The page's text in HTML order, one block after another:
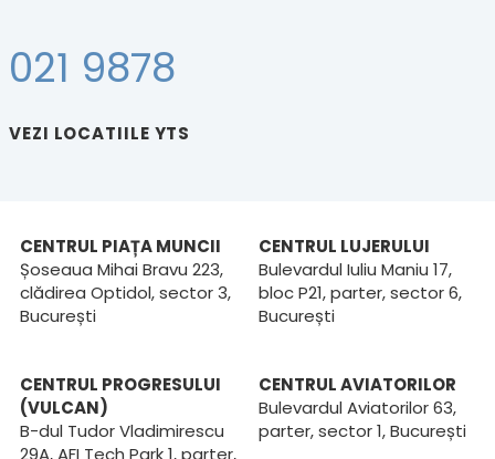
021 9878
VEZI LOCATIILE YTS
CENTRUL PIAȚA MUNCII
Șoseaua Mihai Bravu 223,
clădirea Optidol, sector 3,
București
CENTRUL LUJERULUI
Bulevardul Iuliu Maniu 17,
bloc P21, parter, sector 6,
București
CENTRUL PROGRESULUI
(VULCAN)
B-dul Tudor Vladimirescu
29A, AFI Tech Park 1, parter,
CENTRUL AVIATORILOR
Bulevardul Aviatorilor 63,
parter, sector 1, București